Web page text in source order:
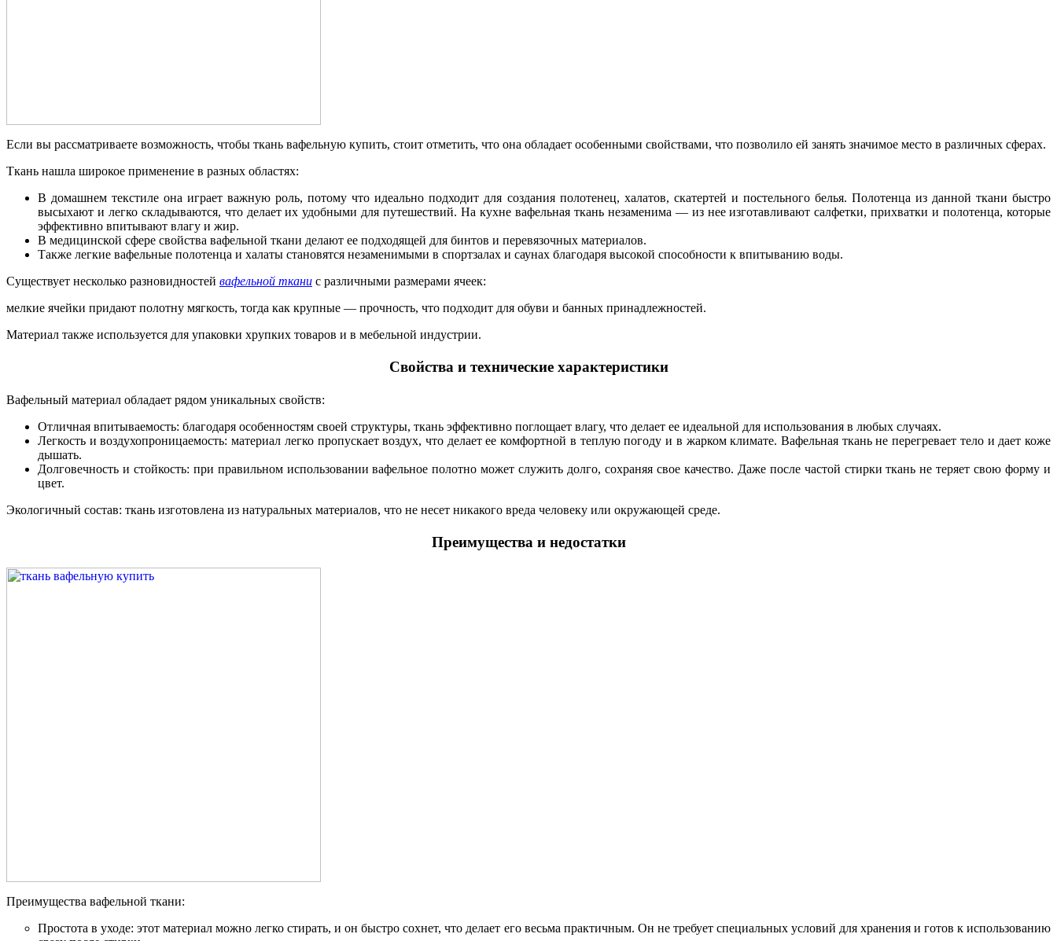
Если вы рассматриваете возможность, чтобы ткань вафельную купить, стоит отметить, что она обладает особенными свойствами, что позволило ей занять значимое место в различных сферах.
Ткань нашла широкое применение в разных областях:
В домашнем текстиле она играет важную роль, потому что идеально подходит для создания полотенец, халатов, скатертей и постельного белья. Полотенца из данной ткани быстро
высыхают и легко складываются, что делает их удобными для путешествий. На кухне вафельная ткань незаменима — из нее изготавливают салфетки, прихватки и полотенца, которые
эффективно впитывают влагу и жир.
В медицинской сфере свойства вафельной ткани делают ее подходящей для бинтов и перевязочных материалов.
Также легкие вафельные полотенца и халаты становятся незаменимыми в спортзалах и саунах благодаря высокой способности к впитыванию воды.
Существует несколько разновидностей вафельной ткани с различными размерами ячеек:
мелкие ячейки придают полотну мягкость, тогда как крупные — прочность, что подходит для обуви и банных принадлежностей.
Материал также используется для упаковки хрупких товаров и в мебельной индустрии.
Свойства и технические характеристики
Вафельный материал обладает рядом уникальных свойств:
Отличная впитываемость: благодаря особенностям своей структуры, ткань эффективно поглощает влагу, что делает ее идеальной для использования в любых случаях.
Легкость и воздухопроницаемость: материал легко пропускает воздух, что делает ее комфортной в теплую погоду и в жарком климате. Вафельная ткань не перегревает тело и дает коже
дышать.
Долговечность и стойкость: при правильном использовании вафельное полотно может служить долго, сохраняя свое качество. Даже после частой стирки ткань не теряет свою форму и
цвет.
Экологичный состав: ткань изготовлена из натуральных материалов, что не несет никакого вреда человеку или окружающей среде.
Преимущества и недостатки
Преимущества вафельной ткани:
Простота в уходе: этот материал можно легко стирать, и он быстро сохнет, что делает его весьма практичным. Он не требует специальных условий для хранения и готов к использованию